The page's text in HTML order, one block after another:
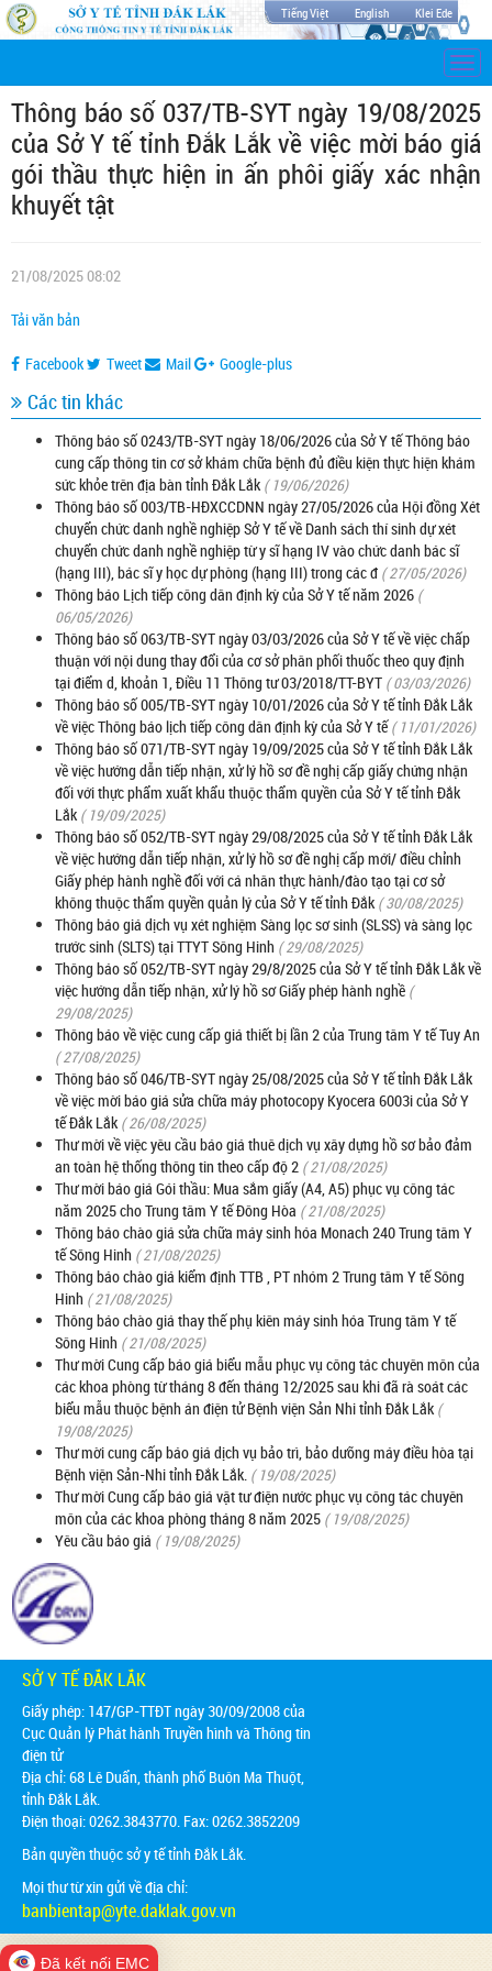
Tiếng Việt English Klei Ede
Thông báo số 037/TB-SYT ngày 19/08/2025
của Sở Y tế tỉnh Đắk Lắk về việc mời báo giá
gói thầu thực hiện in ấn phôi giấy xác nhận
khuyết tật
21/08/2025 08:02
Tải văn bản
Facebook Tweet Mail Google-plus
Các tin khác
Thông báo số 0243/TB-SYT ngày 18/06/2026 của Sở Y tế Thông báo
cung cấp thông tin cơ sở khám chữa bệnh đủ điều kiện thực hiện khám
sức khỏe trên địa bàn tỉnh Đắk Lắk ( 19/06/2026)
Thông báo số 003/TB-HĐXCCDNN ngày 27/05/2026 của Hội đồng Xét
chuyển chức danh nghề nghiệp Sở Y tế về Danh sách thí sinh dự xét
chuyển chức danh nghề nghiệp từ y sĩ hạng IV vào chức danh bác sĩ
(hạng III), bác sĩ y học dự phòng (hạng III) trong các đ ( 27/05/2026)
Thông báo Lịch tiếp công dân định kỳ của Sở Y tế năm 2026 (
06/05/2026)
Thông báo số 063/TB-SYT ngày 03/03/2026 của Sở Y tế về việc chấp
thuận với nội dung thay đổi của cơ sở phân phối thuốc theo quy định
tại điểm d, khoản 1, Điều 11 Thông tư 03/2018/TT-BYT ( 03/03/2026)
Thông báo số 005/TB-SYT ngày 10/01/2026 của Sở Y tế tỉnh Đắk Lắk
về việc Thông báo lịch tiếp công dân định kỳ của Sở Y tế ( 11/01/2026)
Thông báo số 071/TB-SYT ngày 19/09/2025 của Sở Y tế tỉnh Đắk Lắk
về việc hướng dẫn tiếp nhận, xử lý hồ sơ đề nghị cấp giấy chứng nhận
đối với thực phẩm xuất khẩu thuộc thẩm quyền của Sở Y tế tỉnh Đắk
Lắk ( 19/09/2025)
Thông báo số 052/TB-SYT ngày 29/08/2025 của Sở Y tế tỉnh Đắk Lắk
về việc hướng dẫn tiếp nhận, xử lý hồ sơ đề nghị cấp mới/ điều chỉnh
Giấy phép hành nghề đối với cá nhân thực hành/đào tạo tại cơ sở
không thuộc thẩm quyền quản lý của Sở Y tế tỉnh Đắk ( 30/08/2025)
Thông báo giá dịch vụ xét nghiệm Sàng lọc sơ sinh (SLSS) và sàng lọc
trước sinh (SLTS) tại TTYT Sông Hinh ( 29/08/2025)
Thông báo số 052/TB-SYT ngày 29/8/2025 của Sở Y tế tỉnh Đắk Lắk về
việc hướng dẫn tiếp nhận, xử lý hồ sơ Giấy phép hành nghề (
29/08/2025)
Thông báo về việc cung cấp giá thiết bị lần 2 của Trung tâm Y tế Tuy An
( 27/08/2025)
Thông báo số 046/TB-SYT ngày 25/08/2025 của Sở Y tế tỉnh Đắk Lắk
về việc mời báo giá sửa chữa máy photocopy Kyocera 6003i của Sở Y
tế Đắk Lắk ( 26/08/2025)
Thư mời về việc yêu cầu báo giá thuê dịch vụ xây dựng hồ sơ bảo đảm
an toàn hệ thống thông tin theo cấp độ 2 ( 21/08/2025)
Thư mời báo giá Gói thầu: Mua sắm giấy (A4, A5) phục vụ công tác
năm 2025 cho Trung tâm Y tế Đông Hòa ( 21/08/2025)
Thông báo chào giá sửa chữa máy sinh hóa Monach 240 Trung tâm Y
tế Sông Hinh ( 21/08/2025)
Thông báo chào giá kiểm định TTB , PT nhóm 2 Trung tâm Y tế Sông
Hinh ( 21/08/2025)
Thông báo chào giá thay thế phụ kiên máy sinh hóa Trung tâm Y tế
Sông Hinh ( 21/08/2025)
Thư mời Cung cấp báo giá biểu mẫu phục vụ công tác chuyên môn của
các khoa phòng từ tháng 8 đến tháng 12/2025 sau khi đã rà soát các
biểu mẫu thuộc bệnh án điện tử Bệnh viện Sản Nhi tỉnh Đắk Lắk (
19/08/2025)
Thư mời cung cấp báo giá dịch vụ bảo trì, bảo dưỡng máy điều hòa tại
Bệnh viện Sản-Nhi tỉnh Đắk Lắk. ( 19/08/2025)
Thư mời Cung cấp báo giá vật tư điện nước phục vụ công tác chuyên
môn của các khoa phòng tháng 8 năm 2025 ( 19/08/2025)
Yêu cầu báo giá ( 19/08/2025)
SỞ Y TẾ ĐẮK LẮK
Giấy phép: 147/GP-TTĐT ngày 30/09/2008 của
Cục Quản lý Phát hành Truyền hình và Thông tin
điện tử
Địa chỉ:68 Lê Duẩn, thành phố Buôn Ma Thuột,
tỉnh Đắk Lắk.
Điện thoại: 0262.3843770. Fax: 0262.3852209
Bản quyền thuộc sở y tế tỉnh Đắk Lắk.
Mọi thư từ xin gửi về địa chỉ:
banbientap@yte.daklak.gov.vn
Đã kết nối EMC